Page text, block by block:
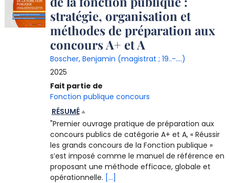
documentstratégie, organisation et
méthodes de préparation aux
concours A+ et A
Boscher, Benjamin (magistrat ; 19..-....)
2025
Fait partie de
Fonction publique concours
RÉSUMÉ
"Premier ouvrage pratique de préparation aux
concours publics de catégorie A+ et A, « Réussir
les grands concours de la Fonction publique »
s’est imposé comme le manuel de référence en
proposant une méthode efficace, globale et
opérationnelle. [...]